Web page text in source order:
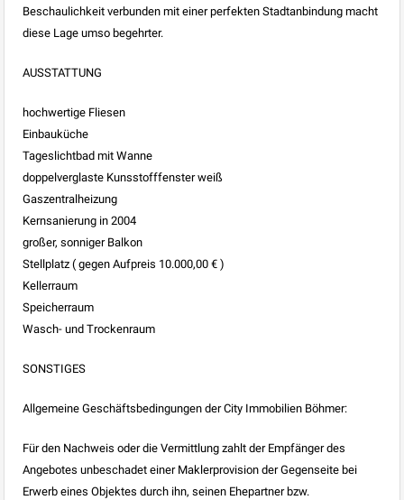
Beschaulichkeit verbunden mit einer perfekten Stadtanbindung macht
diese Lage umso begehrter.
AUSSTATTUNG
hochwertige Fliesen
Einbauküche
Tageslichtbad mit Wanne
doppelverglaste Kunsstofffenster weiß
Gaszentralheizung
Kernsanierung in 2004
großer, sonniger Balkon
Stellplatz ( gegen Aufpreis 10.000,00 € )
Kellerraum
Speicherraum
Wasch- und Trockenraum
SONSTIGES
Allgemeine Geschäftsbedingungen der City Immobilien Böhmer:
Für den Nachweis oder die Vermittlung zahlt der Empfänger des
Angebotes unbeschadet einer Maklerprovision der Gegenseite bei
Erwerb eines Objektes durch ihn, seinen Ehepartner bzw.